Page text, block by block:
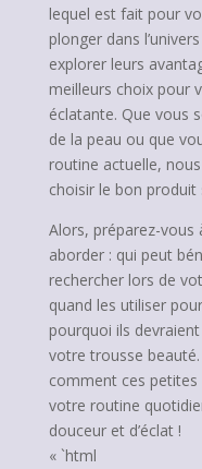
lequel est fait pour
plonger dans
explorer leurs
meilleurs choix pour
éclatante. Que vous
de la peau ou que
routine actuelle,
choisir le bon produit
Alors, préparez-vous
aborder : qui peut
rechercher lors de
quand les utiliser
pourquoi ils
votre trousse
comment ces
votre routine
douceur et d’éclat !
« `html